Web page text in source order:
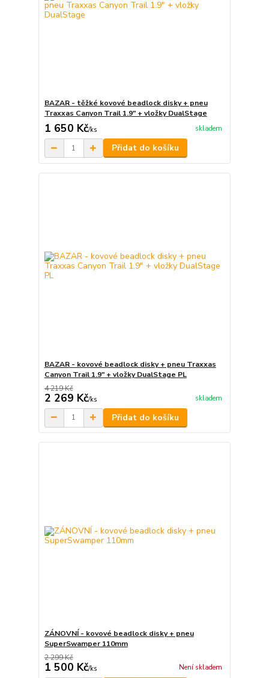
BAZAR - těžké kovové beadlock disky + pneu
Traxxas Canyon Trail 1.9" + vložky DualStage
1 650 Kč/ks skladem
Přidat do košíku
BAZAR - kovové beadlock disky + pneu Traxxas
Canyon Trail 1.9" + vložky DualStage PL
4 219 Kč
2 269 Kč/ks skladem
Přidat do košíku
ZÁNOVNÍ - kovové beadlock disky + pneu
SuperSwamper 110mm
2 299 Kč
1 500 Kč/ks Není skladem